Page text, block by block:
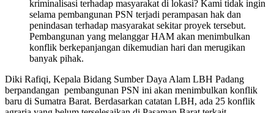
kriminalisasi terhadap masyarakat di lokasi? Kami tidak ingin
selama pembangunan PSN terjadi perampasan hak dan
penindasan terhadap masyarakat sekitar proyek tersebut.
Pembangunan yang melanggar HAM akan menimbulkan
konflik berkepanjangan dikemudian hari dan merugikan
banyak pihak.
Diki Rafiqi, Kepala Bidang Sumber Daya Alam LBH Padang
berpandangan pembangunan PSN ini akan menimbulkan konflik
baru di Sumatra Barat. Berdasarkan catatan LBH, ada 25 konflik